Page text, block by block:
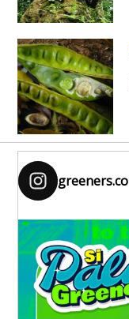
greeners.co